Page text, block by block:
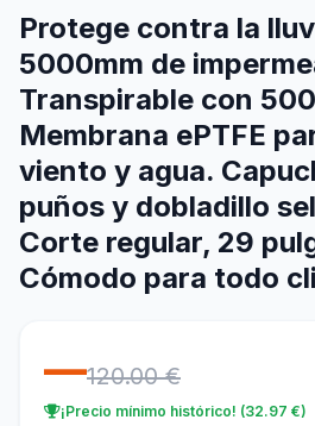
Protege contra la
5000mm de
Transpirable con
Membrana ePTFE
viento y agua.
puños y dobladillo
Corte regular, 29
Cómodo para todo
—120.00 €
¡Precio mínimo histórico! (32.97 €)